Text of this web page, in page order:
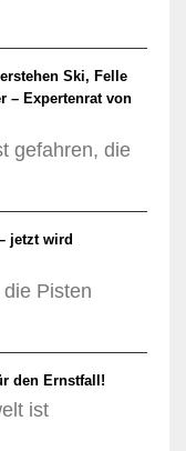
Ski, Felle
– Expertenrat von
gefahren, die
jetzt wird
Pisten
den Ernstfall!
ist